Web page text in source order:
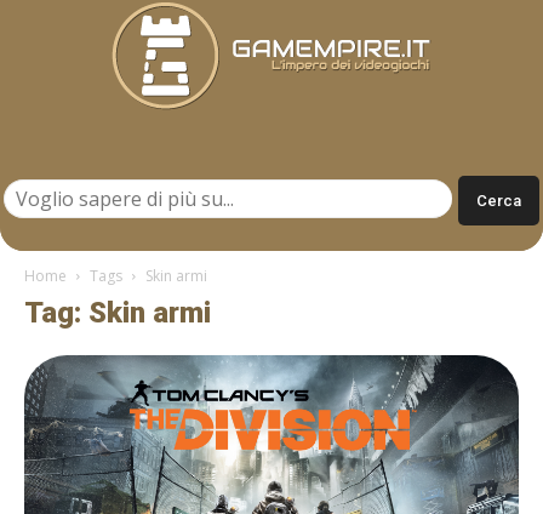
Home Tags Skin armi
Tag: Skin armi